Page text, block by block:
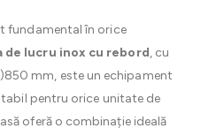
fundamental în orice
de lucru inox cu rebord, cu
mm, este un echipament
pentru orice unitate de
oferă o combinație ideală